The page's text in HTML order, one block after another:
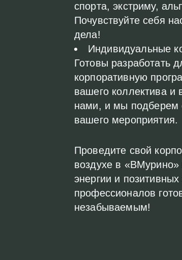
спорта, экстриму,
Почувствуйте себя
дела!
Индивидуальные
Готовы разработать
корпоративную
вашего коллектива
нами, и мы подберем
вашего мероприятия.
Проведите свой
воздухе в «ВМурино»
энергии и
профессионалов
незабываемым!